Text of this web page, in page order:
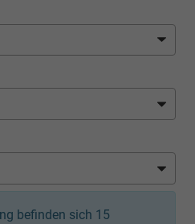
befinden sich 15